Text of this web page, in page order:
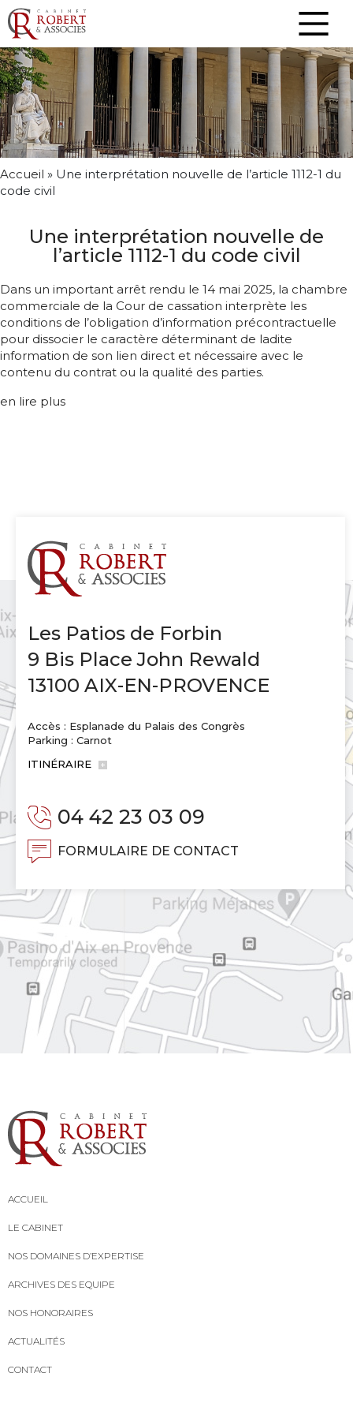
Accueil » Une interprétation nouvelle de l’article 1112-1 du
code civil
Une interprétation nouvelle de
l’article 1112-1 du code civil
Dans un important arrêt rendu le 14 mai 2025, la chambre
commerciale de la Cour de cassation interprète les
conditions de l’obligation d’information précontractuelle
pour dissocier le caractère déterminant de ladite
information de son lien direct et nécessaire avec le
contenu du contrat ou la qualité des parties.
en lire plus
Les Patios de Forbin
9 Bis Place John Rewald
13100 AIX-EN-PROVENCE
Accès : Esplanade du Palais des Congrès
Parking : Carnot
ITINÉRAIRE
04 42 23 03 09
FORMULAIRE DE CONTACT
ACCUEIL
LE CABINET
NOS DOMAINES D’EXPERTISE
ARCHIVES DES EQUIPE
NOS HONORAIRES
ACTUALITÉS
CONTACT